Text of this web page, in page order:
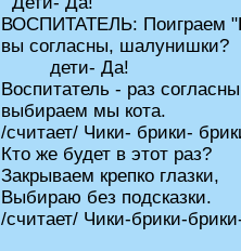
ВОСПИТАТЕЛЬ: Поиграем
вы согласны, шалунишки?
дети- Да!
Воспитатель - раз
выбираем мы кота.
/считает/ Чики- брики-
Кто же будет в этот раз?
Закрываем крепко глазки,
Выбираю без подсказки.
/считает/ Чики-брики-